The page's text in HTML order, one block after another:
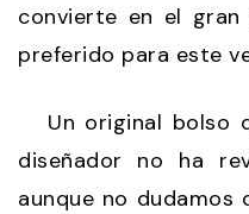
convierte en el
preferido para este
Un original bolso
diseñador no ha
aunque no dudamos